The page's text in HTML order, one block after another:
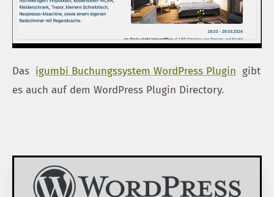
Das igumbi Buchungssystem WordPress Plugin gibt
es auch auf dem WordPress Plugin Directory.